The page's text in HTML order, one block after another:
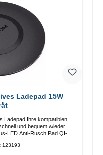
Ladepad 15W
Ladepad Ihre kompatiblen
und bequem wieder
123193